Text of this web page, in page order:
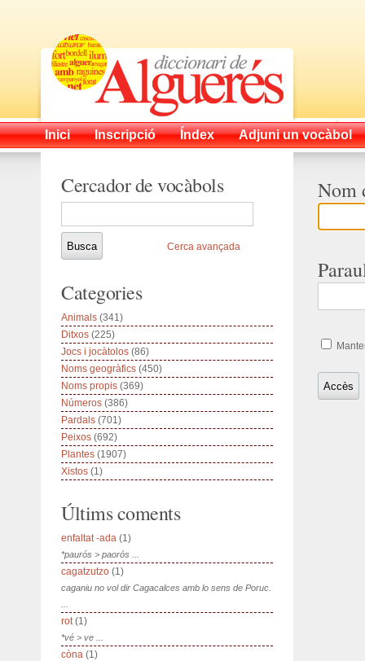
Inici Inscripció Índex Adjuni un vocàbol
Nom
Cercador de vocàbols
Cerca avançada
Categories
Animals (341)
Ditxos (225)
Jocs i jocàtolos (86)
Noms geogràfics (450)
Noms propis (369)
Números (386)
Pardals (701)
Peixos (692)
Plantes (1907)
Xistos (1)
Últims coments
enfaltat -ada (1)
*paurós > paorós ...
cagatzutzo (1)
caganiu no vol dir Cagacalces amb lo sens de Poruc.
rot(1)
*vé > ve ...
còna (1)